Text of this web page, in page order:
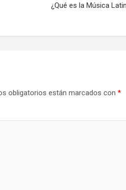
¿Qué es la Música
obligatorios están marcados con *